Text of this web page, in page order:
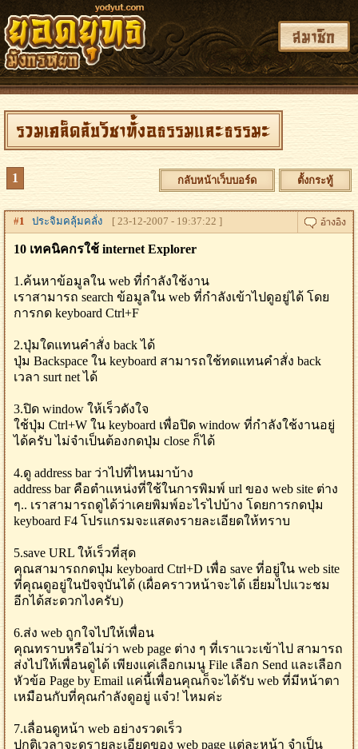
สมาชิก
รวมเคล็ดลับวิชาทั้งอธรรมและธรรมะ
1 กลับหน้าเว็บบอร์ด ตั้งกระทู้
#1 ประจิมคลุ้มคลั่ง [ 23-12-2007 - 19:37:22 ]
10 เทคนิคกรใช้ internet Explorer
1.ค้นหาข้อมูลใน web ที่กำลังใช้งาน
เราสามารถ search ข้อมูลใน web ที่กำลังเข้าไปดูอยู่ได้ โดย
การกด keyboard Ctrl+F
2.ปุ่มใดแทนคำสั่ง back ได้
ปุ่ม Backspace ใน keyboard สามารถใช้ทดแทนคำสั่ง back
เวลา surt net ได้
3.ปิด window ให้เร็วดังใจ
ใช้ปุ่ม Ctrl+W ใน keyboard เพื่อปิด window ที่กำลังใช้งานอยู่
ได้ครับ ไม่จำเป็นต้องกดปุ่ม close ก็ได้
4.ดู address bar ว่าไปที่ไหนมาบ้าง
address bar คือตำแหน่งที่ใช้ในการพิมพ์ url ของ web site ต่าง
ๆ.. เราสามารถดูได้ว่าเคยพิมพ์อะไรไปบ้าง โดยการกดปุ่ม
keyboard F4 โปรแกรมจะแสดงรายละเอียดให้ทราบ
5.save URL ให้เร็วที่สุด
คุณสามารถกดปุ่ม keyboard Ctrl+D เพื่อ save ที่อยู่ใน web site
ที่คุณดูอยู่ในปัจจุบันได้ (เผื่อคราวหน้าจะได้ เยี่ยมไปแวะชม
อีกได้สะดวกไงครับ)
6.ส่ง web ถูกใจไปให้เพื่อน
คุณทราบหรือไม่ว่า web page ต่าง ๆ ที่เราแวะเข้าไป สามารถ
ส่งไปให้เพื่อนดูได้ เพียงแค่เลือกเมนู File เลือก Send และเลือก
หัวข้อ Page by Email แค่นี้เพื่อนคุณก็จะได้รับ web ที่มีหน้าตา
เหมือนกับที่คุณกำลังดูอยู่ แจ๋ว! ไหมค่ะ
7.เลื่อนดูหน้า web อย่างรวดเร็ว
ปกติเวลาจะดูรายละเอียดของ web page แต่ละหน้า จำเป็น